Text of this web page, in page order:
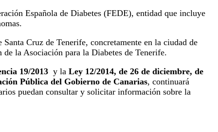
Española de Diabetes (FEDE), entidad que incluye
Cruz de Tenerife, concretamente en la ciudad de
la Asociación para la Diabetes de Tenerife.
19/2013 y la Ley 12/2014, de 26 de diciembre, de
Pública del Gobierno de Canarias, continuará
puedan consultar y solicitar información sobre la